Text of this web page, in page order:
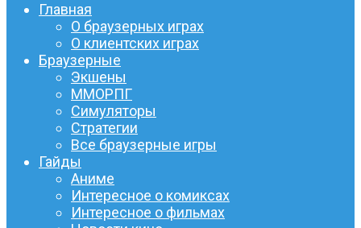
Главная
О браузерных играх
О клиентских играх
Браузерные
Экшены
ММОРПГ
Симуляторы
Стратегии
Все браузерные игры
Гайды
Аниме
Интересное о комиксах
Интересное о фильмах